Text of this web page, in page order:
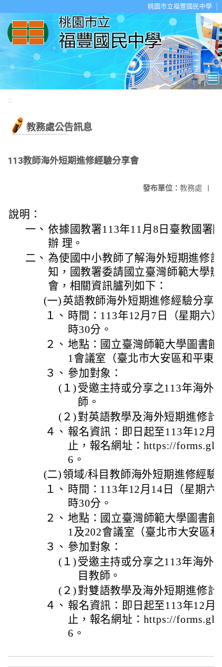
桃園市立福豐國民中學
:::
教務處公告訊息
113教師海外短期進修經驗分享會
發布單位： 教務處 |
說明：
一、 依據國教署113年11月8日臺教國署
辦 理。
二、 為使國中小教師了解海外短期進修
知，國教署委請國立臺灣師範大學
會，相關資訊臚列如下：
(一) 英語教師海外短期進修經驗分享
１、 時間：113年12月7日（星期六
時30分。
２、 地點：國立臺灣師範大學圖書
1會議室（臺北市大安區和平東
３、 參加對象：
(１) 受邀主持或分享之113年海外
師。
(２) 對英語教學及海外短期進修
４、 報名資訊：即日起至113年12月
止，報名網址：https://
6。
(二)領域/科目教師海外短期進修經驗
１、 時間：113年12月14日（星期
時30分。
２、 地點：國立臺灣師範大學圖書
1及202會議室（臺北市大安區
３、 參加對象：
(１) 受邀主持或分享之113年海外
目教師。
(２) 對雙語教學及海外短期進修
４、 報名資訊：即日起至113年12月
止，報名網址：https://
6。